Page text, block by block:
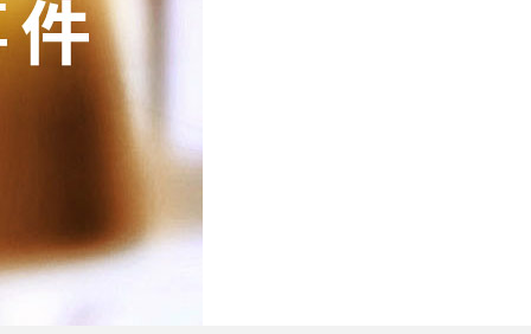
速箱托盘 保险杠料架
冲压件料架
消声器料架
手推车
气瓶料架
汽车行业